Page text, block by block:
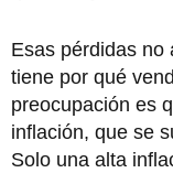
Esas pérdidas no
tiene por qué
preocupación es
inflación, que se
Solo una alta